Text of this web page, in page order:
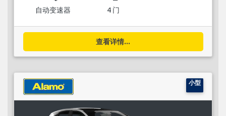
自动变速器 4 门
查看详情...
小型